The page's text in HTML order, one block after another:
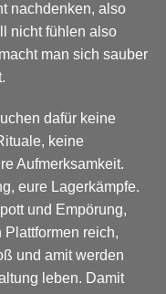
nachdenken, also
nicht fühlen also
man sich sauber
dafür keine
keine
Aufmerksamkeit.
eure Lagerkämpfe.
und Empörung,
reich,
und amit werden
leben. Damit